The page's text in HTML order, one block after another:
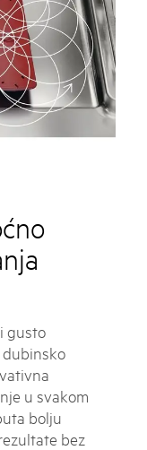
gusto
dubinsko
u svakom
bolju
bez